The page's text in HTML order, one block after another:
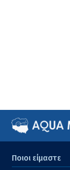
Ποιοι είμαστε